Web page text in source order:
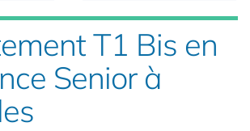
T1 Bis en
Senior à